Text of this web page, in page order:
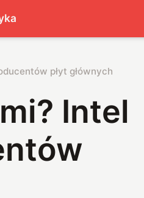
płyt głównych
Intel